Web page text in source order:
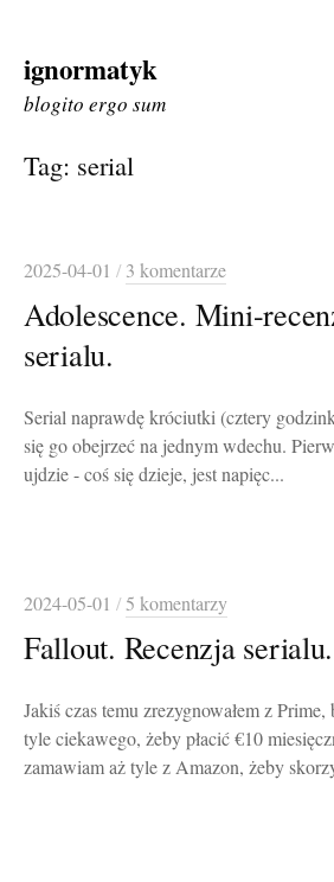
Skip
to
ignormatyk
blogito ergo sum
Tag: serial
2025-04-01 / 3 komentarze
Adolescence. Mini-
serialu.
Serial naprawdę króciutki (cztery
się go obejrzeć na jednym wdechu.
ujdzie - coś się dzieje, jest napięc...
2024-05-01 /5 komentarzy
Fallout. Recenzja serialu.
Jakiś czas temu zrezygnowałem z
tyle ciekawego, żeby płacić €10
zamawiam aż tyle z Amazon, żeby